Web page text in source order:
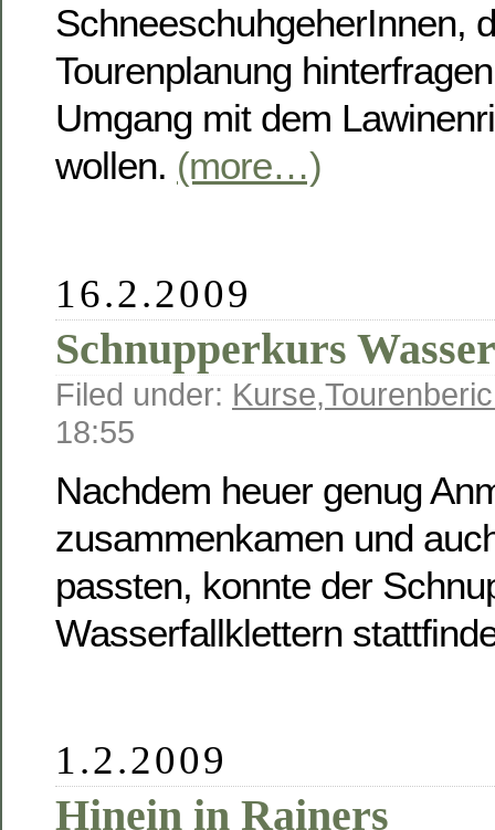
SchneeschuhgeherInnen,
Tourenplanung
Umgang mit dem
wollen. (more…)
16.2.2009
Schnupperkurs
Filed under: Kurse,
18:55
Nachdem heuer genug
zusammenkamen und
passten, konnte der
Wasserfallklettern
1.2.2009
Hinein in Rainers